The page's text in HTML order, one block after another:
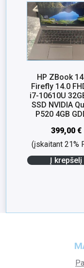
HP ZBook
Firefly 14.0
i7-10610U
SSD NVIDIA
P520 4GB
399,00 €
(įskaitant 21%
Į krepšelį